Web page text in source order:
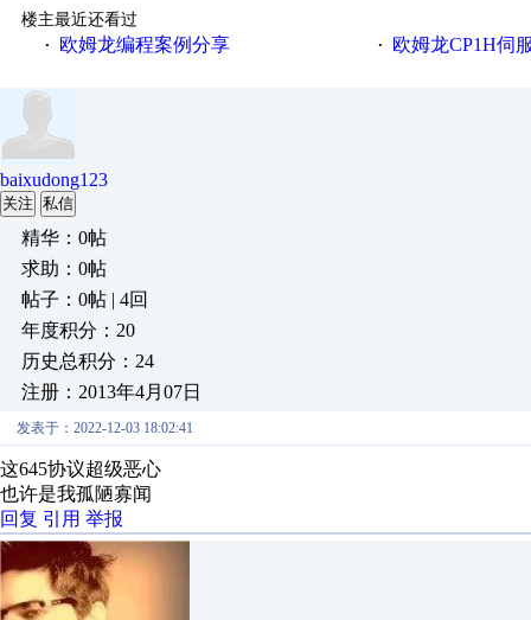
楼主最近还看过
·
欧姆龙编程案例分享 · 欧姆龙CP1H伺
baixudong123
关注 私信
精华：0帖
求助：0帖
帖子：0帖 | 4回
年度积分：20
历史总积分：24
注册：2013年4月07日
发表于：2022-12-03 18:02:41
这645协议超级恶心
也许是我孤陋寡闻
回复 引用 举报